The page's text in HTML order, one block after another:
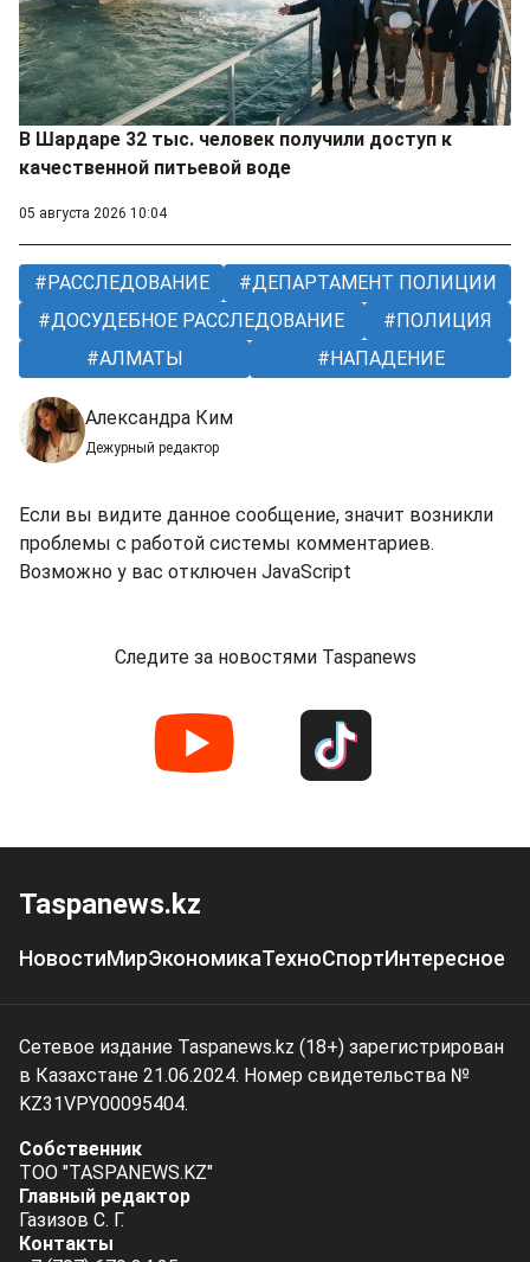
В Шардаре 32 тыс. человек получили доступ к
качественной питьевой воде
05 августа 2026 10:04
РАССЛЕДОВАНИЕ
ДЕПАРТАМЕНТ ПОЛИЦИИ
ДОСУДЕБНОЕ РАССЛЕДОВАНИЕ
ПОЛИЦИЯ
АЛМАТЫ
НАПАДЕНИЕ
Александра Ким
Дежурный редактор
Если вы видите данное сообщение, значит возникли
проблемы с работой системы комментариев.
Возможно у вас отключен JavaScript
Следите за новостями Taspanews
Taspanews.kz
НовостиМирЭкономикаТехноСпортИнтересное
Сетевое издание Taspanews.kz (18+) зарегистрирован
в Казахстане 21.06.2024. Номер свидетельства №
KZ31VPY00095404.
Собственник
ТОО "TASPANEWS.KZ"
Главный редактор
Газизов С. Г.
Контакты